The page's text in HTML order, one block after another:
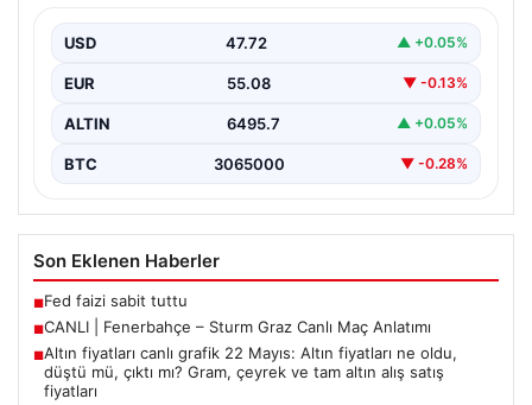
USD 47.72 ▲ +0.05%
EUR 55.08 ▼ -0.13%
ALTIN 6495.7 ▲ +0.05%
BTC 3065000 ▼ -0.28%
Son Eklenen Haberler
■Fed faizi sabit tuttu
■CANLI | Fenerbahçe – Sturm Graz Canlı Maç Anlatımı
■Altın fiyatları canlı grafik 22 Mayıs: Altın fiyatları ne oldu,
düştü mü, çıktı mı? Gram, çeyrek ve tam altın alış satış
fiyatları